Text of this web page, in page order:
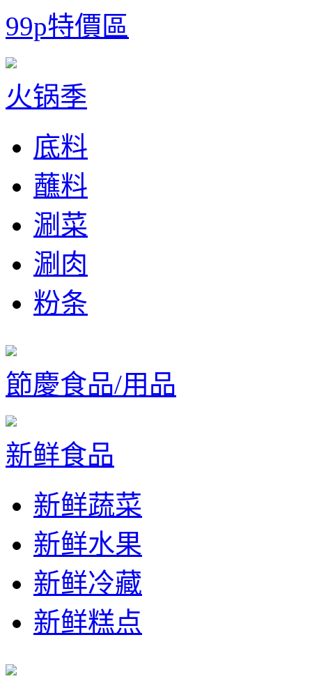
99p特價區
火锅季
底料
蘸料
涮菜
涮肉
粉条
節慶食品/用品
新鲜食品
新鲜蔬菜
新鲜水果
新鲜冷藏
新鲜糕点